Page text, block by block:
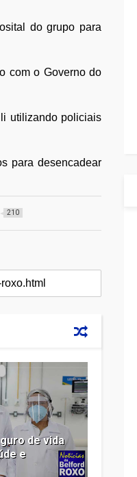
do grupo para
com o Governo do
utilizando policiais
para desencadear
210
de vida
e